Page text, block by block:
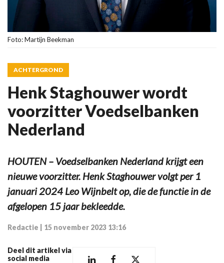
Foto: Martijn Beekman
ACHTERGROND
Henk Staghouwer wordt
voorzitter Voedselbanken
Nederland
HOUTEN – Voedselbanken Nederland krijgt een
nieuwe voorzitter. Henk Staghouwer volgt per 1
januari 2024 Leo Wijnbelt op, die de functie in de
afgelopen 15 jaar bekleedde.
Redactie 15 november 2023 13:16
Deel dit artikel via
social media